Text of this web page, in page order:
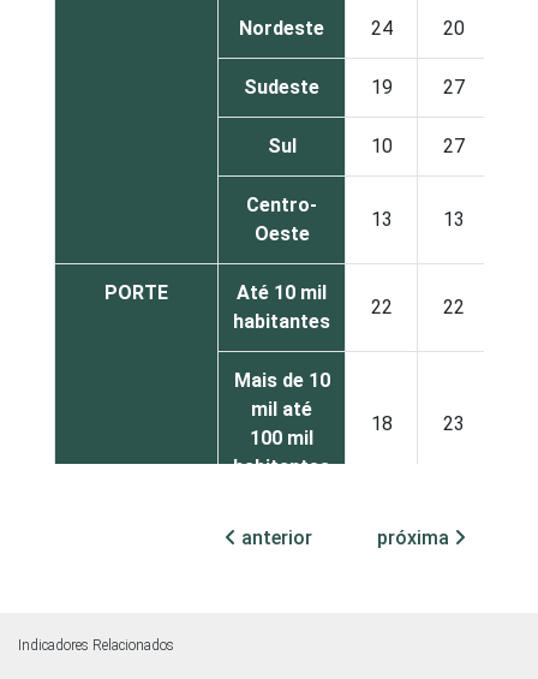
Nordeste 24 20
Sudeste 19 27
Sul 10 27
Centro-
Oeste
13 13
PORTE
Até 10 mil
habitantes
22 22
Mais de 10
mil até
100 mil
habitantes
18 23
Mais de
anterior próxima
Indicadores Relacionados